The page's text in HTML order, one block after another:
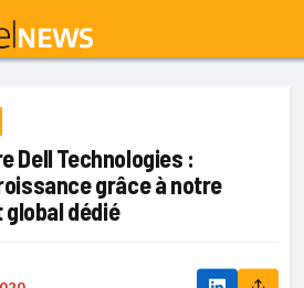
Dell Technologies :
grâce à notre
dédié